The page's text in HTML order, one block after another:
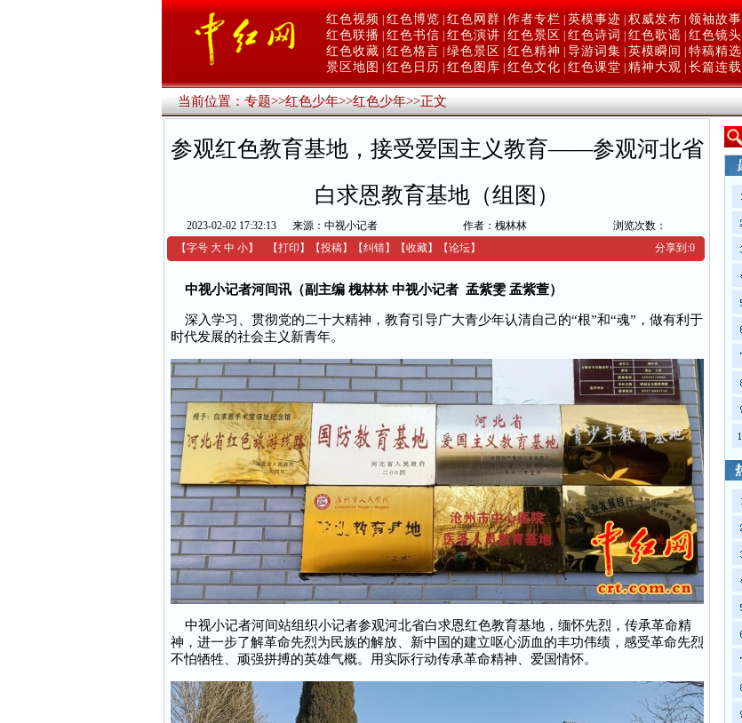
红色视频 红色博览 红色网群 作者专栏 英模事迹 权威发布 领袖故事
红色联播 红色书信 红色演讲 红色景区 红色诗词 红色歌谣 红色镜头
红色收藏 红色格言 绿色景区 红色精神 导游词集 英模瞬间 特稿精选
景区地图
红色日历 红色图库 红色文化 红色课堂 精神大观 长篇连载
当前位置：专题>>红色少年>>红色少年>>正文
参观红色教育基地，接受爱国主义教育——参观河北省
白求恩教育基地（组图）
2023-02-02 17:32:13 来源：中视小记者 作者：槐林林
浏览次数：
【字号 大 中 小】 【打印 】 【投稿】 【纠错】 【收藏】 【论坛】 分享到:0
中视小记者河间讯（副主编 槐林林 中视小记者 孟紫雯 孟紫萱）
深入学习、贯彻党的二十大精神，教育引导广大青少年认清自己的“根”和“魂”，做有利于
时代发展的社会主义新青年。
中视小记者河间站组织小记者参观河北省白求恩红色教育基地，缅怀先烈，传承革命精
神，进一步了解革命先烈为民族的解放、新中国的建立呕心沥血的丰功伟绩，感受革命先烈
不怕牺牲、顽强拼搏的英雄气概。用实际行动传承革命精神、爱国情怀。